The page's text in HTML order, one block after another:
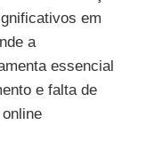
em
a
essencial
e falta de